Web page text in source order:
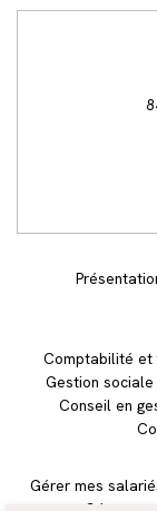
Comptabilité et
Gestion sociale
Conseil en
Gérer mes